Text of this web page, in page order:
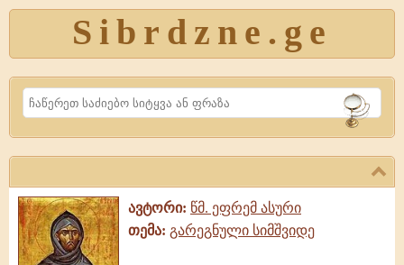
Sibrdzne.ge
Search
ავტორი: წმ. ეფრემ ასური
თემა: გარეგნული სიმშვიდე